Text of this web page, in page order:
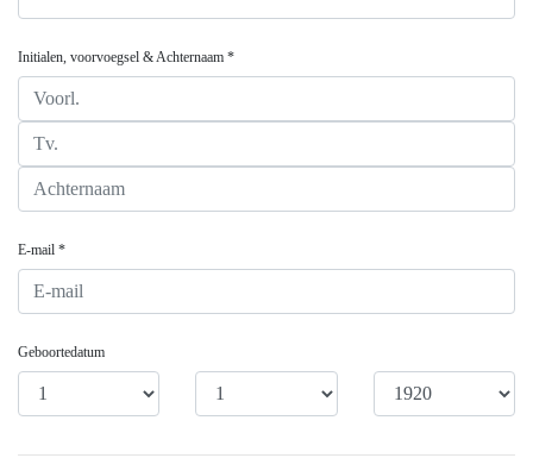
Initialen, voorvoegsel & Achternaam *
E-mail *
Geboortedatum